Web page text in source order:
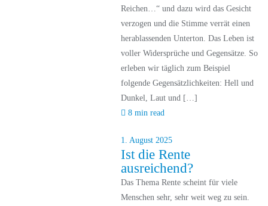
Reichen…“ und dazu wird das Gesicht
verzogen und die Stimme verrät einen
herablassenden Unterton. Das Leben ist
voller Widersprüche und Gegensätze. So
erleben wir täglich zum Beispiel
folgende Gegensätzlichkeiten: Hell und
Dunkel, Laut und […]
8 min read
1. August 2025
Ist die Rente
ausreichend?
Das Thema Rente scheint für viele
Menschen sehr, sehr weit weg zu sein.